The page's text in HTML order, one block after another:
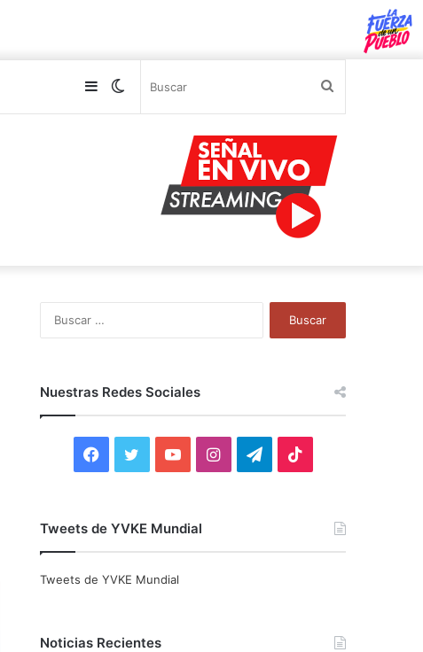
Switch
Sidebar
Nuestras Redes Sociales
F
c
i
Y
u
I
T
Tweets de YVKE Mundial
Tweets de YVKE Mundial
Noticias Recientes